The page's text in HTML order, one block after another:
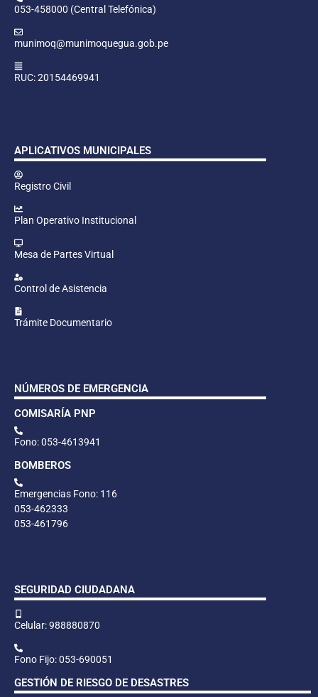
053-458000 (Central Telefónica)
munimoq@munimoquegua.gob.pe
RUC: 20154469941
APLICATIVOS MUNICIPALES
Registro Civil
Plan Operativo Institucional
Mesa de Partes Virtual
Control de Asistencia
Trámite Documentario
NÚMEROS DE EMERGENCIA
COMISARÍA PNP
Fono: 053-4613941
BOMBEROS
Emergencias Fono: 116
053-462333
053-461796
SEGURIDAD CIUDADANA
Celular: 988880870
Fono Fijo: 053-690051
GESTIÓN DE RIESGO DE DESASTRES